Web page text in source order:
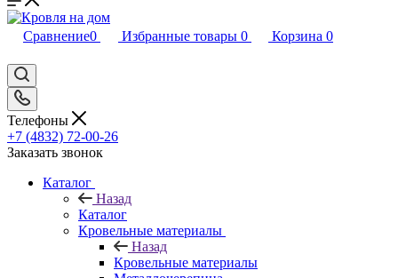
Сравнение0 Избранные товары 0 Корзина 0
Телефоны
+7 (4832) 72-00-26
Заказать звонок
Каталог
Назад
Каталог
Кровельные материалы
Назад
Кровельные материалы